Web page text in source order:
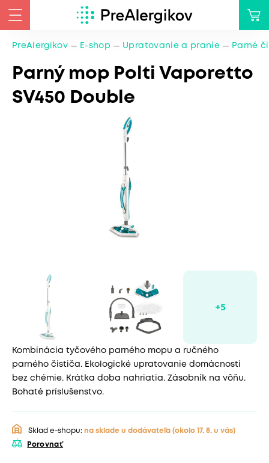
PreAlergikov E-shop Upratovanie a pranie Parné
Parný mop Polti Vaporetto
SV450 Double
Kombinácia tyčového parného mopu a ručného
parného čističa. Ekologické upratovanie domácnosti
bez chémie. Krátka doba nahriatia. Zásobník na vôňu.
Bohaté príslušenstvo.
Sklad e-shopu: na sklade u dodávateľa (okolo 17. 8. u vás)
Porovnať